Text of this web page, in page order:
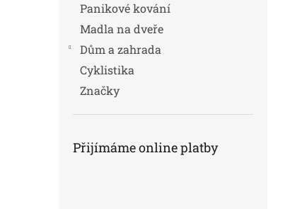
Panikové kování
Madla na dveře
Dům a zahrada
Cyklistika
Značky
Přijímáme online platby